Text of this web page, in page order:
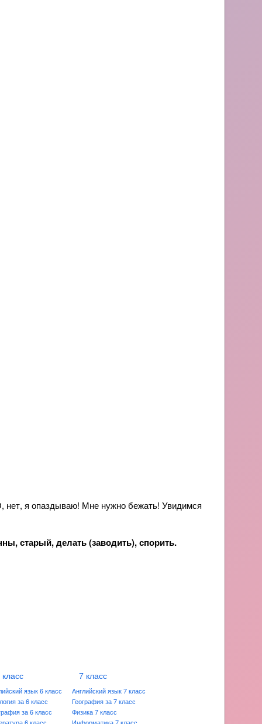
нет, я опаздываю! Мне нужно бежать! Увидимся
старый, делать (заводить), спорить.
язык 6 класс
за 6 класс
за 6 класс
7 класс
Английский язык 7 класс
География за 7 класс
Физика 7 класс